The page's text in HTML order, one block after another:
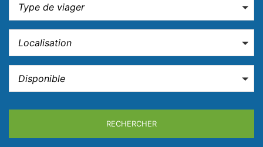
Type de viager
Localisation
Disponible
RECHERCHER